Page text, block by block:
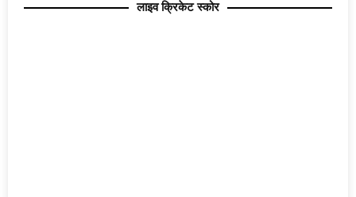
लाइव क्रिकेट स्कोर